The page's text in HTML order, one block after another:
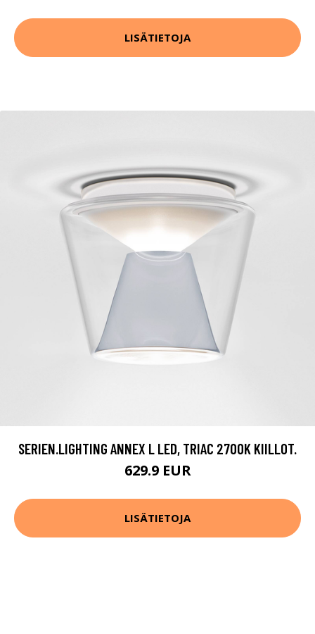
LISÄTIETOJA
SERIEN.LIGHTING ANNEX L LED, TRIAC 2700K KIILLOT.
629.9 EUR
LISÄTIETOJA